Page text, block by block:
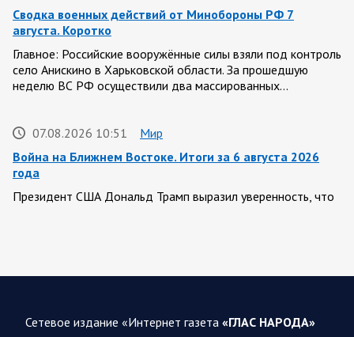
Сводка военных действий от Минобороны РФ 7
августа. Коротко
Главное: Российские вооружённые силы взяли под контроль
село Анискино в Харьковской области. За прошедшую
неделю ВС РФ осуществили два массированных…
07.08.2026 10:51
Мир
Война на Ближнем Востоке. Итоги за 6 августа 2026
года
Президент США Дональд Трамп выразил уверенность, что
07.08.2026 09:56
Спецоперация
объектам в 6 областях Украины
Сетевое издание «Интернет газета «ГЛАС НАРОДА»